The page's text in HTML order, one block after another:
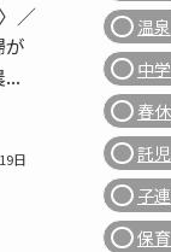
／
日
温泉
中
春
託
子
保